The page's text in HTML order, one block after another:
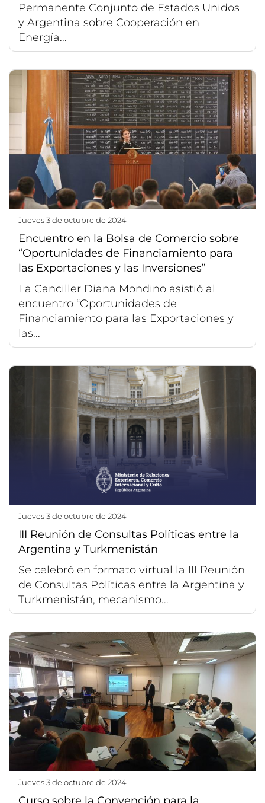
Permanente Conjunto de Estados Unidos
y Argentina sobre Cooperación en
Energía...
jueves 3 de octubre de 2024
Encuentro en la Bolsa de Comercio sobre
“Oportunidades de Financiamiento para
las Exportaciones y las Inversiones”
La Canciller Diana Mondino asistió al
encuentro “Oportunidades de
Financiamiento para las Exportaciones y
las...
jueves 3 de octubre de 2024
III Reunión de Consultas Políticas entre la
Argentina y Turkmenistán
Se celebró en formato virtual la III Reunión
de Consultas Políticas entre la Argentina y
Turkmenistán, mecanismo...
jueves 3 de octubre de 2024